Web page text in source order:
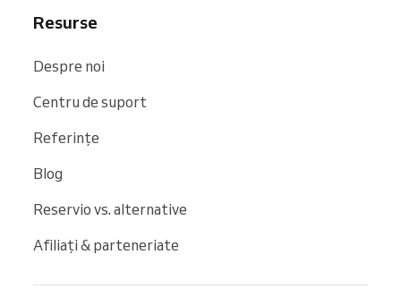
Resurse
Despre noi
Centru de suport
Referințe
Blog
Reservio vs. alternative
Afiliați & parteneriate